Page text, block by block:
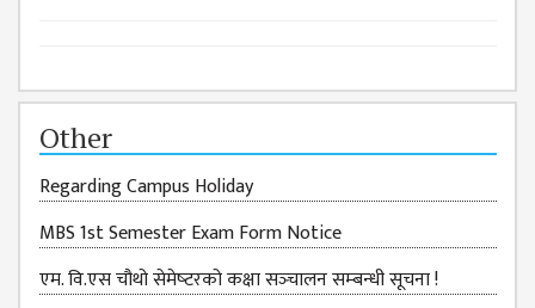
KMC SOCIAL
STRATEGIC PLAN
STATUTE
VALUABLE
SUPPORTER
Other
Regarding Campus Holiday
MBS 1st Semester Exam Form Notice
एम. वि.एस चौथो सेमेष्‍टरको कक्षा सञ्‍चालन सम्‍बन्‍धी सूचना !